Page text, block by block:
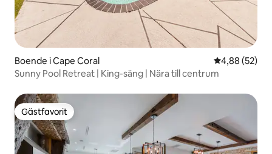
Boende i Cape Coral 4,88 av 5 i
4,88 (52)
Sunny Pool Retreat | King-säng | Nära till centrum
Gästfavorit
Gästfavorit